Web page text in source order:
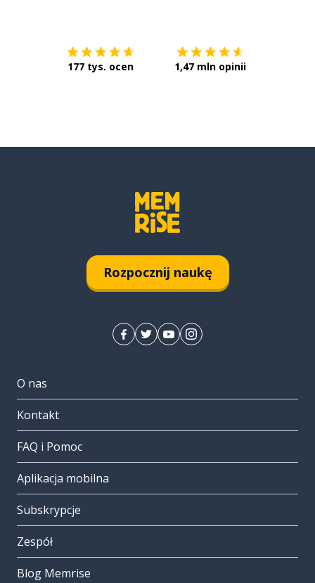
177 tys. ocen 1,47 mln opinii
Rozpocznij naukę
O nas
Kontakt
FAQ i Pomoc
Aplikacja mobilna
Subskrypcje
Zespół
Blog Memrise